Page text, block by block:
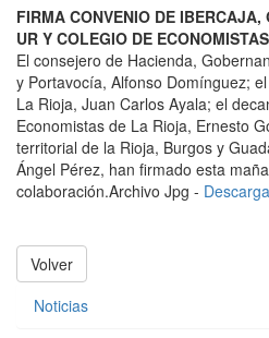
FIRMA CONVENIO DE
UR Y COLEGIO DE ECONOMISTAS
El consejero de Hacienda,
y Portavocía, Alfonso Domínguez;
La Rioja, Juan Carlos Ayala; el
Economistas de La Rioja, Ernesto
territorial de la Rioja, Burgos y
Ángel Pérez, han firmado esta
colaboración.Archivo Jpg -
Volver
Noticias